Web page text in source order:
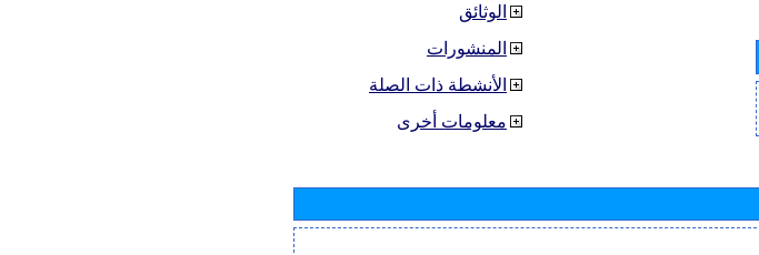
الوثائق
المنشورات
الأنشطة ذات الصلة
معلومات أخرى